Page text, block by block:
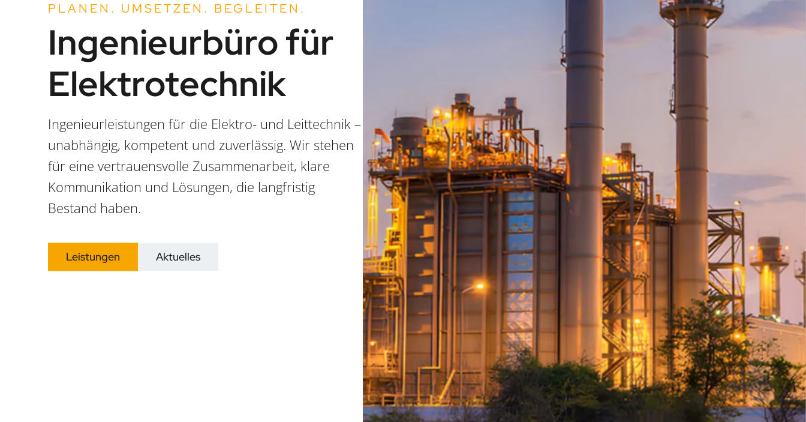
PLANEN. UMSETZEN. BEGLEITEN.
Ingenieurbüro für
Elektrotechnik
Ingenieurleistungen für die Elektro- und Leittechnik –
unabhängig, kompetent und zuverlässig. Wir stehen
für eine vertrauensvolle Zusammenarbeit, klare
Kommunikation und Lösungen, die langfristig
Bestand haben.
Leistungen Aktuelles